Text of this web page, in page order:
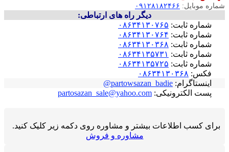
موبایل:۰۹۱۲۸۱۸۲۴۶۶
دیگر راه های ارتباطی:
شماره ثابت:۰۸۶۳۴۱۳۰۷۶۵
شماره ثابت:۰۸۶۳۴۱۳۰۷۶۴
شماره ثابت:۰۸۶۳۴۱۳۰۳۶۸
شماره ثابت:۰۸۶۳۴۱۳۵۷۳۱
شماره ثابت:۰۸۶۳۴۱۳۵۷۲۵
فکس:۰۸۶۳۴۱۳۰۳۶۸
اینستاگرام:partowsazan_badie@
پست الکترونیکی:partosazan_sale@yahoo.com
برای کسب اطلاعات بیشتر و مشاوره روی دکمه زیر کلیک کنید.
مشاوره و فروش